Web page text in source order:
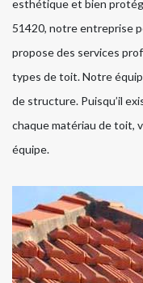
esthétique et bien
51420, notre entreprise
propose des services
types de toit. Notre
de structure. Puisqu’il
chaque matériau de toit,
équipe.